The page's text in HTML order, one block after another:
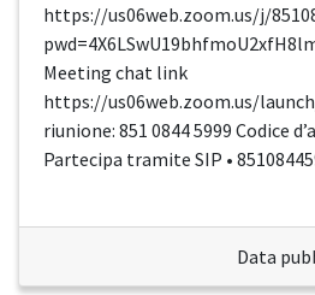
https://us06web.zoom.us/j/
Meeting chat link
https://us06web.zoom.us/
riunione: 851 0844 5999 Codice
Partecipa tramite SIP •
Data